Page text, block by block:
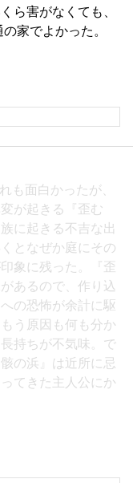
ら害がなくても、
家でよかった。
も面白かったが、
が起きる『歪む
に起きる不吉な出
となぜか庭にその
象に残った。『歪
あるので、作り込
の恐怖が余計に駆
う原因も何も分か
持ちが不気味。で
の浜』は近所に忌
てきた主人公にか